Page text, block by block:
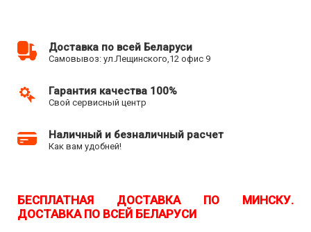
Доставка по всей Беларуси
Самовывоз: ул.Лещинского,12 офис 9
Гарантия качества 100%
Свой сервисный центр
Наличный и безналичный расчет
Как вам удобней!
БЕСПЛАТНАЯ ДОСТАВКА ПО МИНСКУ.
ДОСТАВКА ПО ВСЕЙ БЕЛАРУСИ